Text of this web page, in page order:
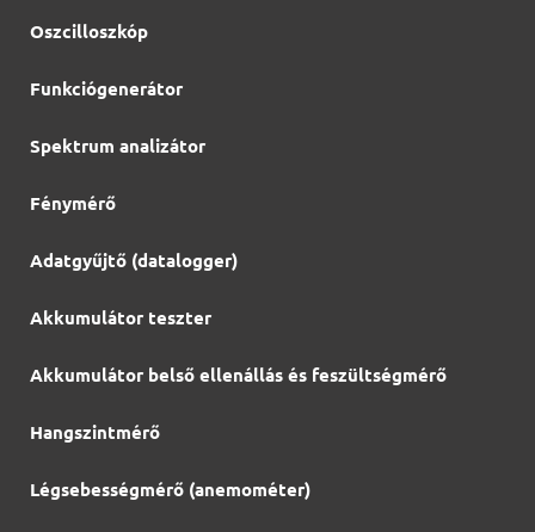
Oszcilloszkóp
Funkciógenerátor
Spektrum analizátor
Fénymérő
Adatgyűjtő (datalogger)
Akkumulátor teszter
Akkumulátor belső ellenállás és feszültségmérő
Hangszintmérő
Légsebességmérő (anemométer)